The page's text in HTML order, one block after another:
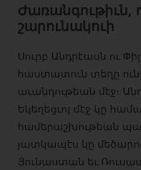
Ժառանգութիւն,
շարունակուի
Սուրբ Անդրէասն ու
հաստատուն տեղը
աւանդութեան մէջ։
Եկեղեցւոյ մէջ կը
համերաշխութեան
յատկապէս կը
Յունաստան եւ